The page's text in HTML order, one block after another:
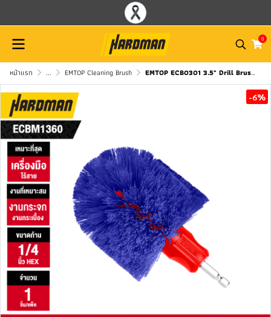
0
หน้าแรก ... EMTOP Cleaning Brush EMTOP ECB0301 3.5" Drill Brush Attachment
-6%